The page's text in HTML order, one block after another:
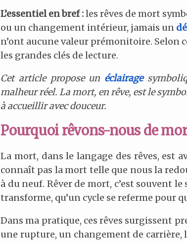
L’essentiel en bref :les rêves de mort
ou un changement intérieur, jamais un
n’ont aucune valeur prémonitoire. Selon
les grandes clés de lecture.
Cet article propose un éclairage
malheur réel. La mort, en rêve, est le
à accueillir avec douceur.
Pourquoi rêvons-nous de
La mort, dans le langage des rêves, est
connaît pas la mort telle que nous la
à du neuf. Rêver de mort, c’est souvent le
transforme, qu’un cycle se referme pour
Dans ma pratique, ces rêves surgissent
une rupture, un changement de carrière,